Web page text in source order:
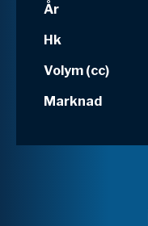
År
Hk
Volym (cc)
Marknad